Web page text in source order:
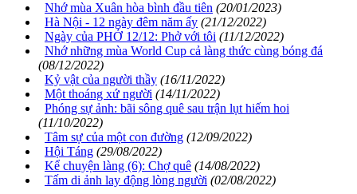
Nhớ mùa Xuân hòa bình đầu tiên (20/01/2023)
Hà Nội - 12 ngày đêm năm ấy (21/12/2022)
Ngày của PHỞ 12/12: Phở với tôi (11/12/2022)
Nhớ những mùa World Cup cả làng thức cùng bóng đá
(08/12/2022)
Kỷ vật của người thầy (16/11/2022)
Một thoáng xứ người (14/11/2022)
Phóng sự ảnh: bãi sông quê sau trận lụt hiếm hoi
(11/10/2022)
Tâm sự của một con đường (12/09/2022)
Hội Táng (29/08/2022)
Kể chuyện làng (6): Chợ quê (14/08/2022)
Tấm di ảnh lay động lòng người (02/08/2022)